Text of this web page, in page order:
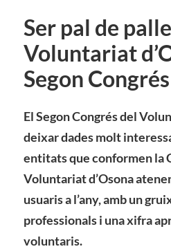
Ser pal de
Voluntariat
Segon
El Segon Congrés del
deixar dades molt
entitats que conformen la
Voluntariat d’Osona
usuaris a l’any, amb un
professionals i una xifra
voluntaris.